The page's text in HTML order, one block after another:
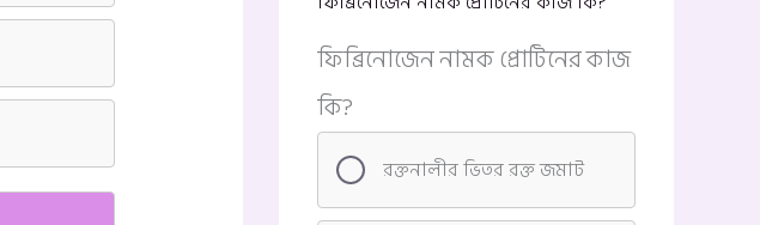
ফিব্রিনোজেন নামক প্রোটিনের কাজ
কি?
রক্তনালীর ভিতর রক্ত জমাট